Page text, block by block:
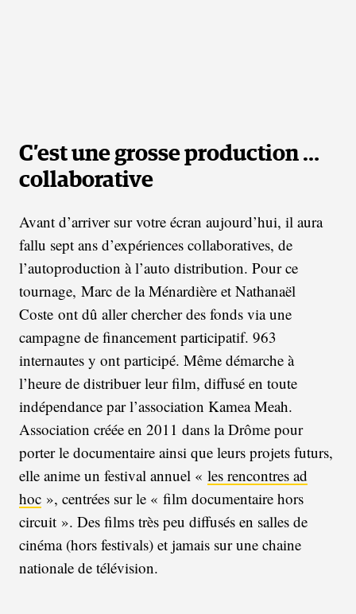
C’est une grosse production …
collaborative
Avant d’arriver sur votre écran aujourd’hui, il aura
fallu sept ans d’expériences collaboratives, de
l’autoproduction à l’auto distribution. Pour ce
tournage, Marc de la Ménardière et Nathanaël
Coste ont dû aller chercher des fonds via une
campagne de financement participatif. 963
internautes y ont participé. Même démarche à
l’heure de distribuer leur film, diffusé en toute
indépendance par l’association Kamea Meah.
Association créée en 2011 dans la Drôme pour
porter le documentaire ainsi que leurs projets futurs,
elle anime un festival annuel « les rencontres ad
hoc », centrées sur le « film documentaire hors
circuit ». Des films très peu diffusés en salles de
cinéma (hors festivals) et jamais sur une chaine
nationale de télévision.